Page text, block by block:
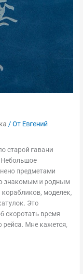
/ От Евгений
старой гавани
Небольшое
предметами
знакомым и родным
моделек,
Это
скоротать время
Мне кажется,